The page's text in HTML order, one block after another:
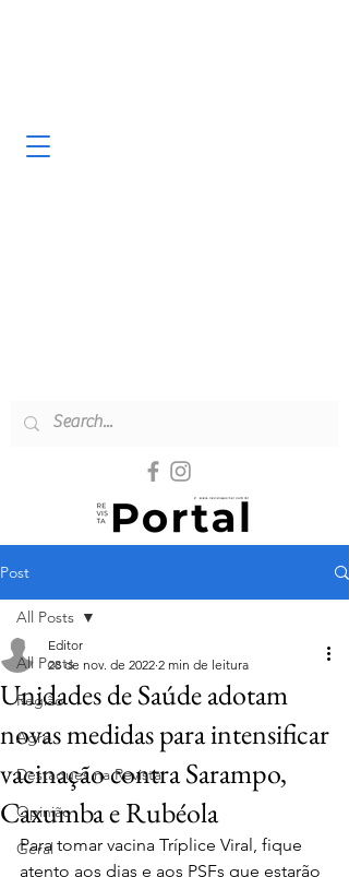
Post
All Posts
Região
Agro
Destaques na Revista
Opinião
Geral
All Posts
Unidades de Saúde adotam
novas medidas para intensificar
vacinação contra Sarampo,
Caxumba e Rubéola
Editor
28 de nov. de 2022 2 min de leitura
Para tomar vacina Tríplice Viral, fique
atento aos dias e aos PSFs que estarão